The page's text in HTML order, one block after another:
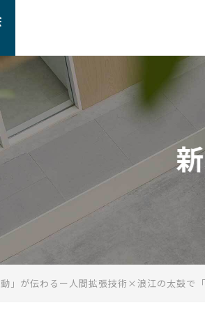
動」が伝わるー人間拡張技術×浪江の太鼓で